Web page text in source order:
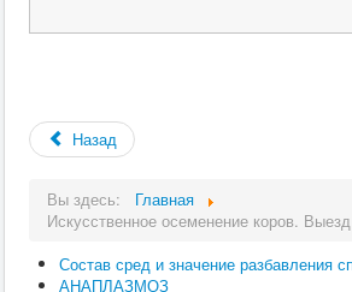
Назад
Вы здесь:
Главная
Искусственное осеменение коров.
Состав сред и значение разбавления
АНАПЛАЗМОЗ